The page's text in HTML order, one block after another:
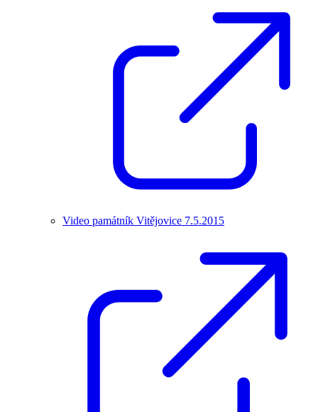
Video památník Vitějovice 7.5.2015